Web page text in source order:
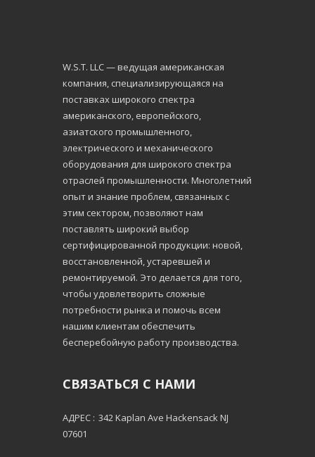
W.S.Т. LLC — ведущая американская
компания, специализирующаяся на
поставках широкого спектра
американского, европейского,
азиатского промышленного,
электрического и механического
оборудования для широкого спектра
отраслей промышленности. Многолетний
опыт и знание проблем, связанных с
этим сектором, позволяют нам
поставлять широкий выбор
сертифицированной продукции: новой,
восстановленной, устаревшей и
ремонтируемой. Это делается для того,
чтобы удовлетворить сложные
потребности рынка и помочь всем
нашим клиентам обеспечить
бесперебойную работу производства.
СВЯЗАТЬСЯ С НАМИ
АДРЕС : 342 Kaplan Ave Hackensack NJ
07601